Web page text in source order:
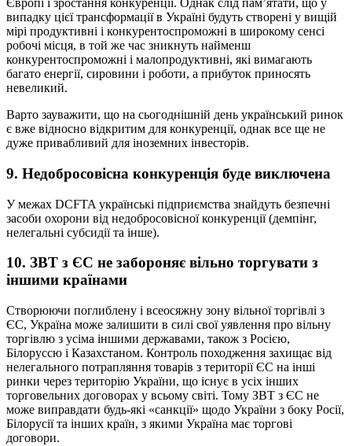
Європі і зростання конкуренції. Однак слід пам’ятати, що у
випадку цієї трансформації в Україні будуть створені у вищій
мірі продуктивні і конкурентоспроможні в широкому сенсі
робочі місця, в той же час зникнуть найменш
конкурентоспроможні і малопродуктивні, які вимагають
багато енергії, сировини і роботи, а прибуток приносять
невеликий.
Варто зауважити, що на сьогоднішній день український ринок
є вже відносно відкритим для конкуренції, однак все ще не
дуже привабливий для іноземних інвесторів.
9. Недобросовісна конкуренція буде виключена
У межах DCFTA українські підприємства знайдуть безпечні
засоби охорони від недобросовісної конкуренції (демпінг,
нелегальні субсидії та інше).
10. ЗВТ з ЄС не забороняє вільно торгувати з
іншими країнами
Створюючи поглиблену і всеосяжну зону вільної торгівлі з
ЄС, Україна може залишити в силі свої уявлення про вільну
торгівлю з усіма іншими державами, також з Росією,
Білоруссю і Казахстаном. Контроль походження захищає від
нелегального потрапляння товарів з території ЄС на інші
ринки через територію України, що існує в усіх інших
торговельних договорах у всьому світі. Тому ЗВТ з ЄС не
може виправдати будь-які «санкції» щодо України з боку Росії,
Білорусії та інших країн, з якими Україна має торгові
договори.